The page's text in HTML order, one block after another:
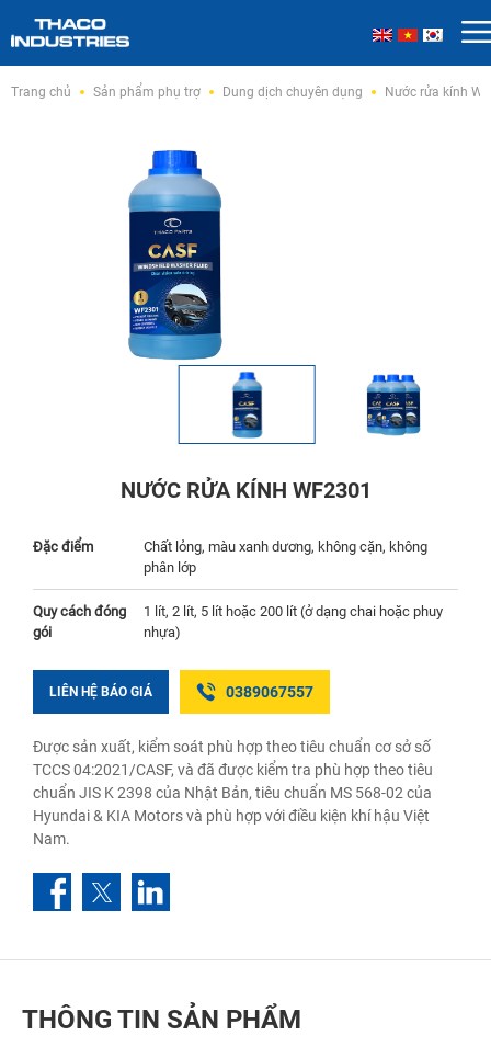
Trang chủ Sản phẩm phụ trợ Dung dịch chuyên dụng Nước rửa kính
NƯỚC RỬA KÍNH WF2301
Đặc điểm
Chất lỏng, màu xanh dương, không cặn, không
phân lớp
Quy cách đóng
gói
1 lít, 2 lít, 5 lít hoặc 200 lít (ở dạng chai hoặc phuy
nhựa)
LIÊN HỆ BÁO GIÁ 0389067557
Được sản xuất, kiểm soát phù hợp theo tiêu chuẩn cơ sở số
TCCS 04:2021/CASF, và đã được kiểm tra phù hợp theo tiêu
chuẩn JIS K 2398 của Nhật Bản, tiêu chuẩn MS 568-02 của
Hyundai & KIA Motors và phù hợp với điều kiện khí hậu Việt
Nam.
THÔNG TIN SẢN PHẨM